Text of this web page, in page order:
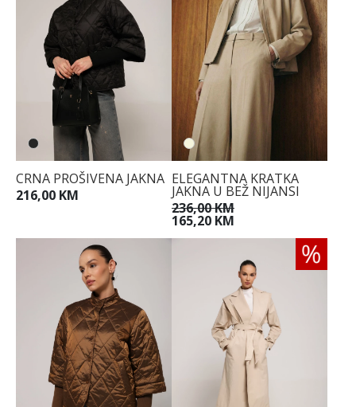
CRNA PROŠIVENA JAKNA
216,00 KM
ELEGANTNA KRATKA
JAKNA U BEŽ NIJANSI
236,00 KM
165,20 KM